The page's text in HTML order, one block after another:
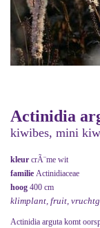
Actinidia
kiwibes, mini
kleur crÃ¨me wit
familie Actinidiaceae
hoog 400 cm
klimplant, fruit,
Actinidia arguta komt